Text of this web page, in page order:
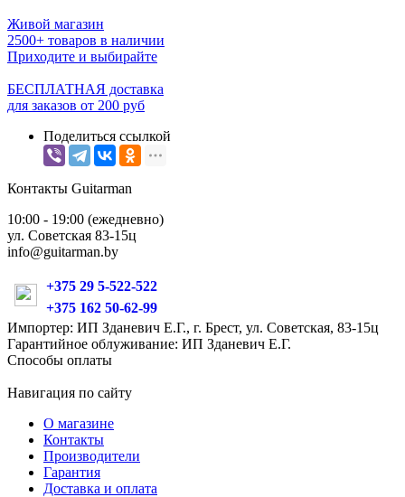
Живой магазин
2500+ товаров в наличии
Приходите и выбирайте
БЕСПЛАТНАЯ доставка
для заказов от 200 руб
Поделиться ссылкой
Контакты Guitarman
10:00 - 19:00 (ежедневно)
ул. Советская 83-15ц
info@guitarman.by
+375 29 5-522-522
+375 162 50-62-99
Импортер: ИП Зданевич Е.Г., г. Брест, ул. Советская, 83-15ц
Гарантийное облуживание: ИП Зданевич Е.Г.
Способы оплаты
Навигация по сайту
О магазине
Контакты
Производители
Гарантия
Доставка и оплата